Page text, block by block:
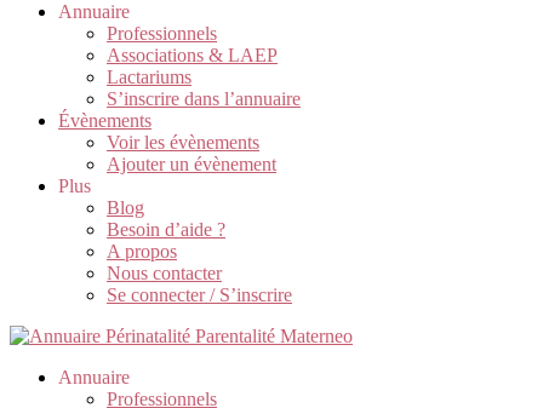
Annuaire
Professionnels
Associations & LAEP
Lactariums
S’inscrire dans l’annuaire
Évènements
Voir les évènements
Ajouter un évènement
Plus
Blog
Besoin d’aide ?
A propos
Nous contacter
Se connecter / S’inscrire
Annuaire
Professionnels